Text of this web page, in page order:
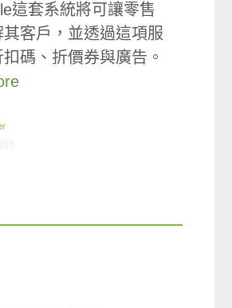
這套系統將可讓零售
其客戶，並透過這項服
碼、折價券與廣告。